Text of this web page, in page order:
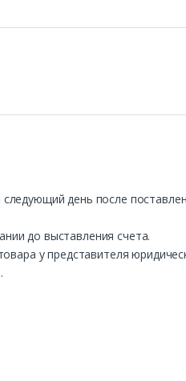
день после
до выставления счета.
у представителя